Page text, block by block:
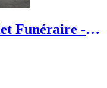
Funéraire -